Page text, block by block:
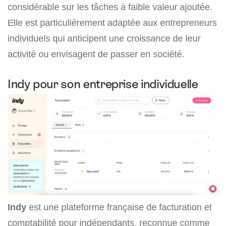
considérable sur les tâches à faible valeur ajoutée.
Elle est particulièrement adaptée aux entrepreneurs
individuels qui anticipent une croissance de leur
activité ou envisagent de passer en société.
Indy pour son entreprise individuelle
Indy est une plateforme française de facturation et
comptabilité pour indépendants, reconnue comme